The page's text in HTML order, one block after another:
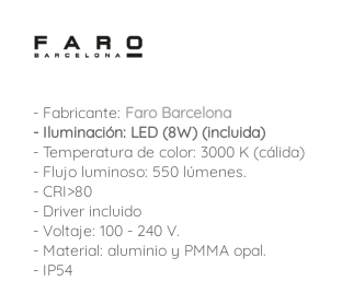
- Fabricante: Faro Barcelona
- Iluminación: LED (8W) (incluida)
- Temperatura de color: 3000 K (cálida)
- Flujo luminoso: 550 lúmenes.
- CRI>80
- Driver incluido
- Voltaje: 100 - 240 V.
- Material: aluminio y PMMA opal.
- IP54